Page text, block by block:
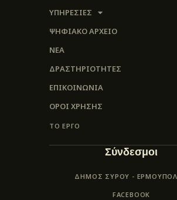
ΥΠΗΡΕΣΙΕΣ
ΨΗΦΙΑΚΌ ΑΡΧΕΊΟ
ΝΕΑ
ΔΡΑΣΤΗΡΙΟΤΗΤΕΣ
ΕΠΙΚΟΙΝΩΝΊΑ
ΌΡΟΙ ΧΡΉΣΗΣ
ΤΟ ΕΡΓΟ
Σύνδεσμοι
ΔΗΜΟΣ ΣΥΡΟΥ -
FACEBOOK